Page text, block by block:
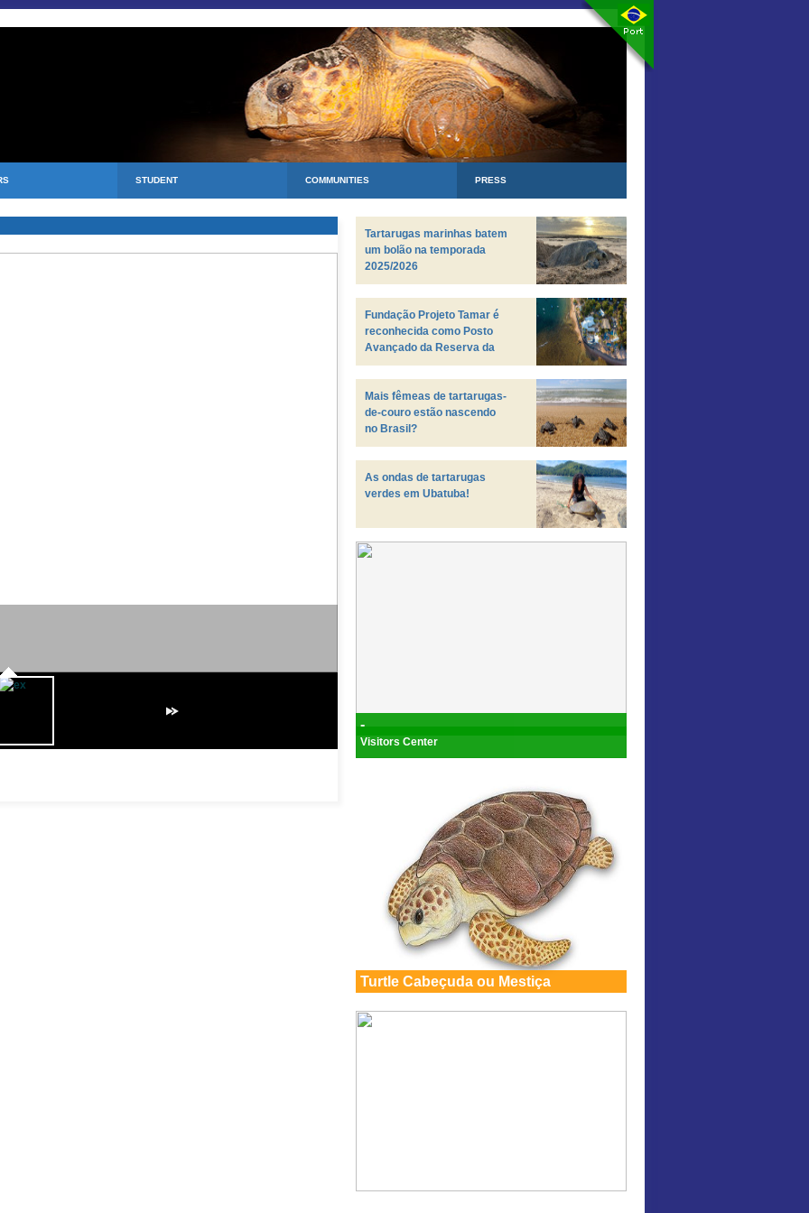
STUDENT COMMUNITIES PRESS
Tartarugas marinhas batem
um bolão na temporada
2025/2026
Fundação Projeto Tamar é
reconhecida como Posto
Avançado da Reserva da
Biosfera da Mata Atlântica
Mais fêmeas de tartarugas-
de-couro estão nascendo
no Brasil?
As ondas de tartarugas
verdes em Ubatuba!
-
Visitors Center
Turtle Cabeçuda ou Mestiça